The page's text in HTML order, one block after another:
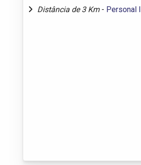
Distância de 3 Km - Personal